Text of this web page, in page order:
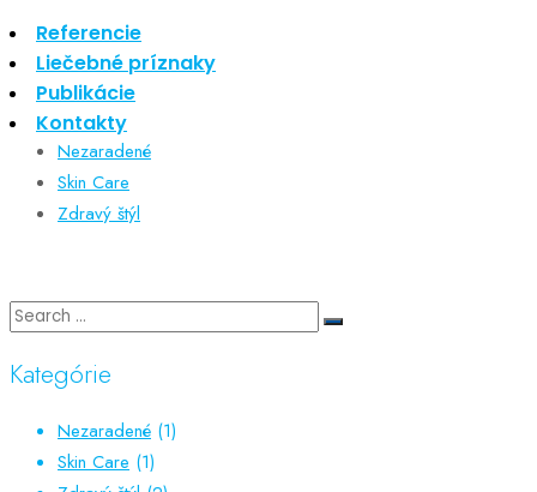
Referencie
Liečebné príznaky
Publikácie
Kontakty
august 2020
Kategórie
Nezaradené
Skin Care
Zdravý štýl
Kategórie
Nezaradené (1)
Skin Care (1)